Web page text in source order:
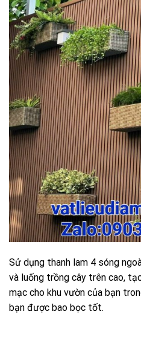
Sử dụng thanh lam 4 sóng
và luống trồng cây trên cao,
mạc cho khu vườn của bạn
bạn được bao bọc tốt.